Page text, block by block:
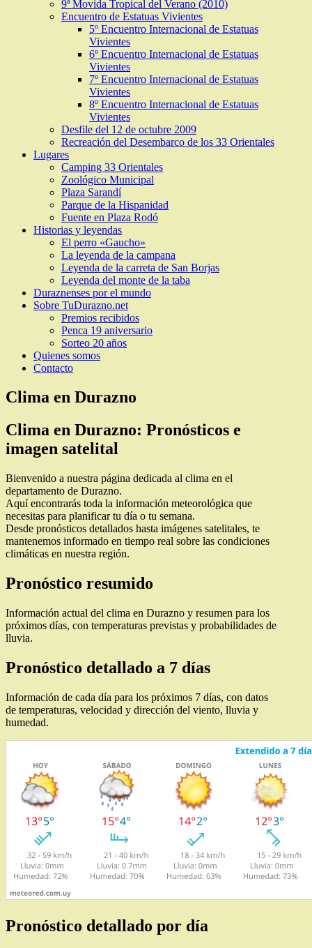
9ª Movida Tropical del Verano (2010)
Encuentro de Estatuas Vivientes
5º Encuentro Internacional de Estatuas
Vivientes
6º Encuentro Internacional de Estatuas
Vivientes
7º Encuentro Internacional de Estatuas
Vivientes
8º Encuentro Internacional de Estatuas
Vivientes
Desfile del 12 de octubre 2009
Recreación del Desembarco de los 33 Orientales
Lugares
Camping 33 Orientales
Zoológico Municipal
Plaza Sarandí
Parque de la Hispanidad
Fuente en Plaza Rodó
Historias y leyendas
El perro «Gaucho»
La leyenda de la campana
Leyenda de la carreta de San Borjas
Leyenda del monte de la taba
Duraznenses por el mundo
Sobre TuDurazno.net
Premios recibidos
Penca 19 aniversario
Sorteo 20 años
Quienes somos
Contacto
Clima en Durazno
Clima en Durazno: Pronósticos e
imagen satelital
Bienvenido a nuestra página dedicada al clima en el
departamento de Durazno.
Aquí encontrarás toda la información meteorológica que
necesitas para planificar tu día o tu semana.
Desde pronósticos detallados hasta imágenes satelitales, te
mantenemos informado en tiempo real sobre las condiciones
climáticas en nuestra región.
Pronóstico resumido
Información actual del clima en Durazno y resumen para los
próximos días, con temperaturas previstas y probabilidades de
lluvia.
Pronóstico detallado a 7 días
Información de cada día para los próximos 7 días, con datos
de temperaturas, velocidad y dirección del viento, lluvia y
humedad.
Pronóstico detallado por día